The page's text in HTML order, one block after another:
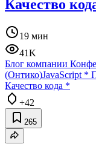
Качество
19 мин
41K
Блог компании
(Онтико)JavaScript *
Качество кода *
+42
265